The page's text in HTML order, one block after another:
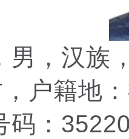
，汉族，
户籍地
码：